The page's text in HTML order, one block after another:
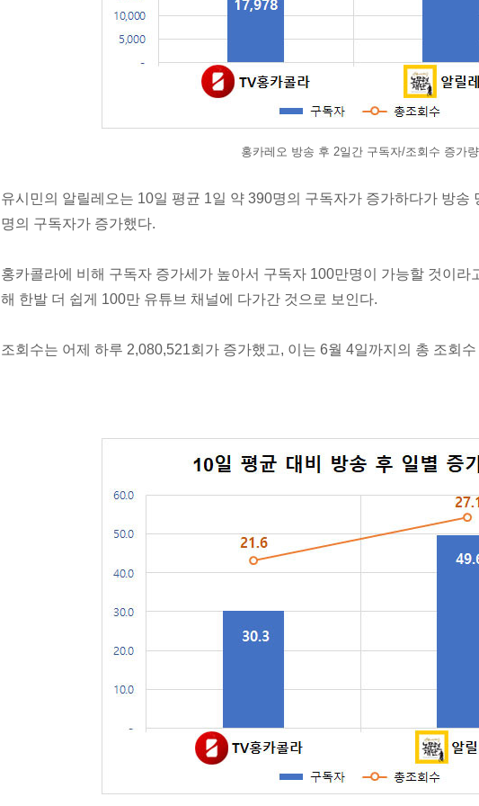
홍카레오 방송 후 2일간 구독자/조회수 증가량
유시민의 알릴레오는 10일 평균 1일 약 390명의 구독자가 증가하다가 방송
명의 구독자가 증가했다.
홍카콜라에 비해 구독자 증가세가 높아서 구독자 100만명이 가능할 것이라
해 한발 더 쉽게 100만 유튜브 채널에 다가간 것으로 보인다.
조회수는 어제 하루 2,080,521회가 증가했고, 이는 6월 4일까지의 총 조회